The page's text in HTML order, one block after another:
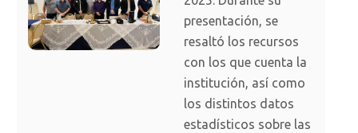
presentación, se
resaltó los recursos
con los que cuenta la
institución, así como
los distintos datos
estadísticos sobre las